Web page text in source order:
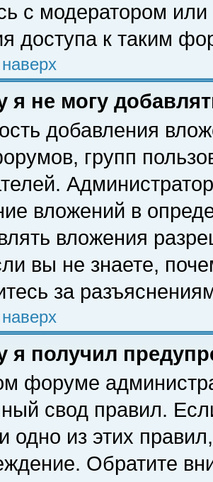
с модератором
доступа к таким
я не могу
добавления
групп
вложений в
вложения
вы не знаете,
за
я получил
форуме
свод правил.
одно из этих
Обратите